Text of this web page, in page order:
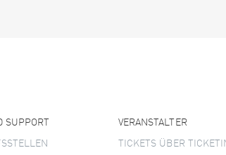
SUPPORT VERANSTALTER
TICKETS ÜBER